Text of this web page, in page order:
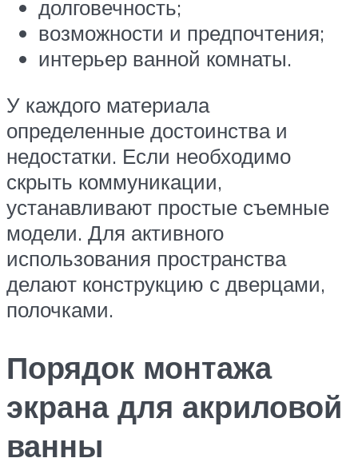
долговечность;
возможности и предпочтения;
интерьер ванной комнаты.
У каждого материала
определенные достоинства и
недостатки. Если необходимо
скрыть коммуникации,
устанавливают простые съемные
модели. Для активного
использования пространства
делают конструкцию с дверцами,
полочками.
Порядок монтажа
экрана для акриловой
ванны